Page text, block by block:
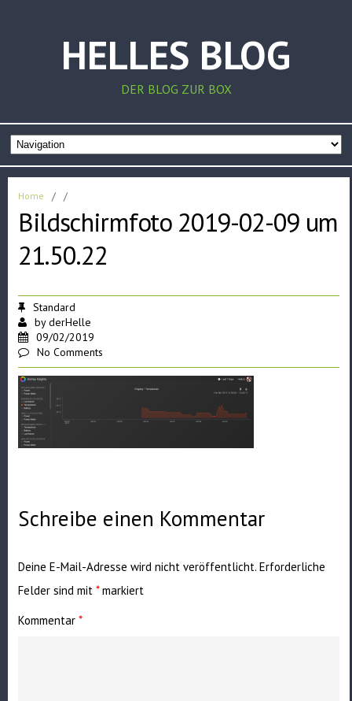
HELLES BLOG
DER BLOG ZUR BOX
Home / /
Bildschirmfoto 2019-02-09 um
21.50.22
Standard
byderHelle
09/02/2019
No Comments
Schreibe einen Kommentar
Deine E-Mail-Adresse wird nicht veröffentlicht. Erforderliche
Felder sind mit*markiert
Kommentar*